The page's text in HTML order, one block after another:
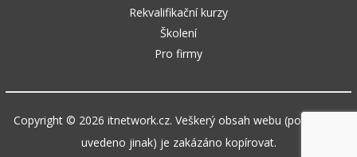
Rekvalifikační kurzy
Školení
Pro firmy
Copyright © 2026 itnetwork.cz. Veškerý obsah webu (pokud není
uvedeno jinak) je zakázáno kopírovat.